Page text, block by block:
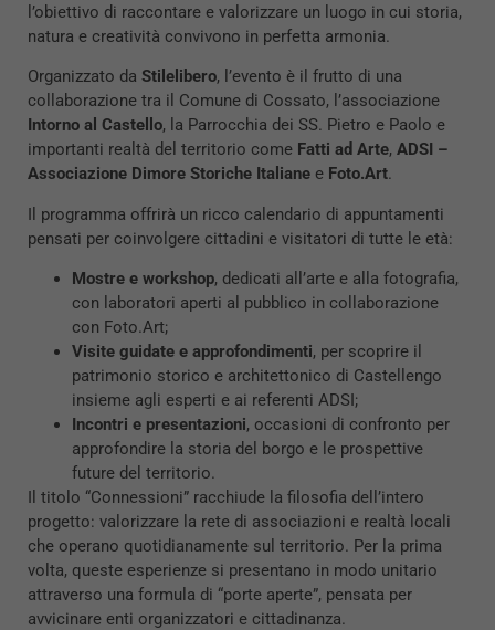
l’obiettivo di raccontare e valorizzare un luogo in cui storia,
natura e creatività convivono in perfetta armonia.
Organizzato da Stilelibero, l’evento è il frutto di una
collaborazione tra il Comune di Cossato, l’associazione
Intorno al Castello, la Parrocchia dei SS. Pietro e Paolo e
importanti realtà del territorio come Fatti ad Arte, ADSI –
Associazione Dimore Storiche Italiane e Foto.Art.
Il programma offrirà un ricco calendario di appuntamenti
pensati per coinvolgere cittadini e visitatori di tutte le età:
Mostre e workshop, dedicati all’arte e alla fotografia,
con laboratori aperti al pubblico in collaborazione
con Foto.Art;
Visite guidate e approfondimenti, per scoprire il
patrimonio storico e architettonico di Castellengo
insieme agli esperti e ai referenti ADSI;
Incontri e presentazioni, occasioni di confronto per
approfondire la storia del borgo e le prospettive
future del territorio.
Il titolo “Connessioni” racchiude la filosofia dell’intero
progetto: valorizzare la rete di associazioni e realtà locali
che operano quotidianamente sul territorio. Per la prima
volta, queste esperienze si presentano in modo unitario
attraverso una formula di “porte aperte”, pensata per
avvicinare enti organizzatori e cittadinanza.